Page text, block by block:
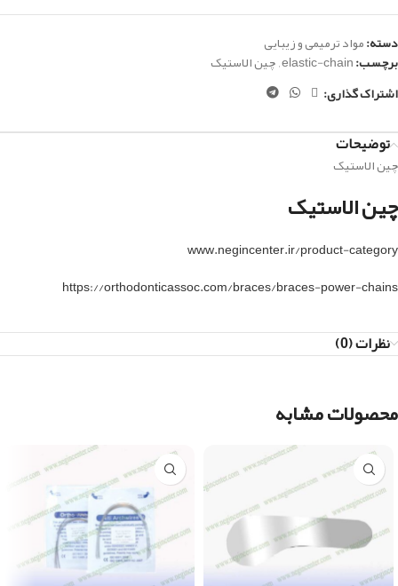
دسته:مواد ترمیمی و زیبایی
برچسب:elastic-chain
,چین الاستیک
اشتراک گذاری:
توضیحات
چین الاستیک
چین الاستیک
www.negincenter.ir/product-category
https://orthodonticassoc.com/braces/braces-power-chains
نظرات (0)
محصولات مشابه